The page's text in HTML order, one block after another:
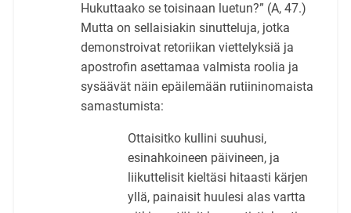
Hukuttaako se toisinaan luetun?” (A, 47.)
Mutta on sellaisiakin sinutteluja, jotka
demonstroivat retoriikan viettelyksiä ja
apostrofin asettamaa valmista roolia ja
sysäävät näin epäilemään rutiininomaista
samastumista:
Ottaisitko kullini suuhusi,
esinahkoineen päivineen, ja
liikuttelisit kieltäsi hitaasti kärjen
yllä, painaisit huulesi alas vartta